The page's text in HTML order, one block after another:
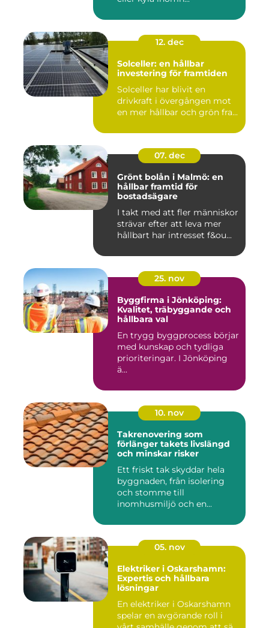
12. dec
Solceller: en hållbar
investering för framtiden
Solceller har blivit en
drivkraft i övergången mot
en mer hållbar och grön fra...
07. dec
Grönt bolån i Malmö: en
hållbar framtid för
bostadsägare
I takt med att fler människor
strävar efter att leva mer
hållbart har intresset f&ou...
25. nov
Byggfirma i Jönköping:
Kvalitet, träbyggande och
hållbara val
En trygg byggprocess börjar
med kunskap och tydliga
prioriteringar. I Jönköping
ä...
10. nov
Takrenovering som
förlänger takets livslängd
och minskar risker
Ett friskt tak skyddar hela
byggnaden, från isolering
och stomme till
inomhusmiljö och en...
05. nov
Elektriker i Oskarshamn:
Expertis och hållbara
lösningar
En elektriker i Oskarshamn
spelar en avgörande roll i